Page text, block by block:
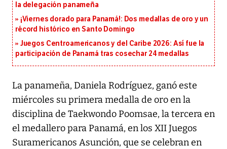
la delegación panameña
¡Viernes dorado para Panamá!: Dos medallas de oro y un
récord histórico en Santo Domingo
Juegos Centroamericanos y del Caribe 2026: Así fue la
participación de Panamá tras cosechar 24 medallas
La panameña, Daniela Rodríguez, ganó este
miércoles su primeramedalla de oroen la
disciplina de Taekwondo Poomsae, la tercera en
el medallero para Panamá, en los XII Juegos
Suramericanos Asunción, que se celebran en